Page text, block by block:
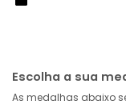
Escolha a sua
As medalhas abaixo